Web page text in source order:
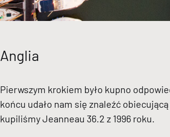
Anglia
Pierwszym krokiem było kupno
końcu udało nam się znaleźć
kupiliśmy Jeanneau 36.2 z 1996 roku.